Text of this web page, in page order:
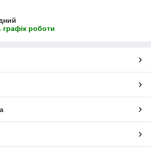
графік роботи